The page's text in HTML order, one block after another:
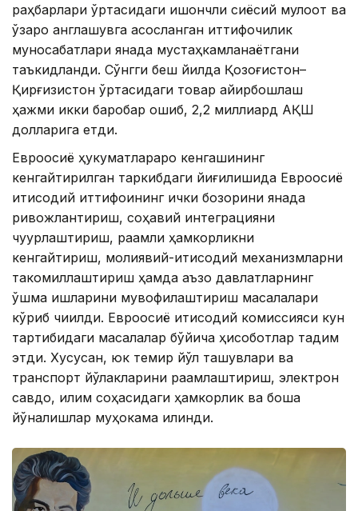
раҳбарлари ўртасидаги ишончли сиёсий мулоқот ва
ўзаро англашувга асосланган иттифоқчилик
муносабатлари янада мустаҳкамланаётгани
таъкидланди. Сўнгги беш йилда Қозоғистон–
Қирғизистон ўртасидаги товар айирбошлаш
ҳажми икки баробар ошиб, 2,2 миллиард АҚШ
долларига етди.
Евроосиё ҳукуматлараро кенгашининг
кенгайтирилган таркибдаги йиғилишида Евроосиё
иқтисодий иттифоқининг ички бозорини янада
ривожлантириш, соҳавий интеграцияни
чуқурлаштириш, рақамли ҳамкорликни
кенгайтириш, молиявий-иқтисодий механизмларни
такомиллаштириш ҳамда аъзо давлатларнинг
қўшма ишларини мувофиқлаштириш масалалари
кўриб чиқилди. Евроосиё иқтисодий комиссияси кун
тартибидаги масалалар бўйича ҳисоботлар тақдим
этди. Хусусан, юк темир йўл ташувлари ва
транспорт йўлакларини рақамлаштириш, электрон
савдо, иқлим соҳасидаги ҳамкорлик ва бошқа
йўналишлар муҳокама қилинди.